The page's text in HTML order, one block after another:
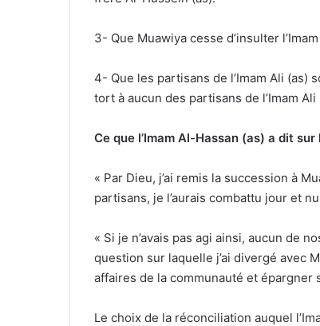
3- Que Muawiya cesse d’insulter
4- Que les partisans de l’Imam Ali (as)
tort à aucun des partisans de l’Imam Ali
Ce que l’Imam Al-Hassan (as) a dit sur
« Par Dieu, j’ai remis la succession à
partisans, je l’aurais combattu jour et
« Si je n’avais pas agi ainsi, aucun de
question sur laquelle j’ai divergé avec
affaires de la communauté et épargner
Le choix de la réconciliation auquel